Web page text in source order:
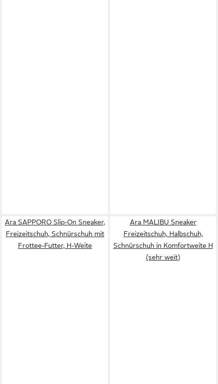
Ara SAPPORO Slip-On Sneaker,
Freizeitschuh, Schnürschuh mit
Frottee-Futter, H-Weite
Ara MALIBU Sneaker
Freizeitschuh, Halbschuh,
Schnürschuh in Komfortweite H
(sehr weit)